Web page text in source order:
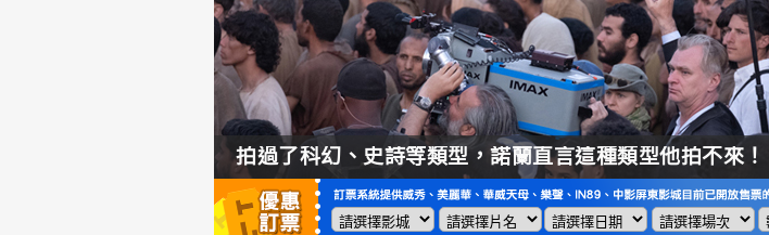
拍過了科幻、史詩等類型，諾蘭直言這種類型他拍不來！